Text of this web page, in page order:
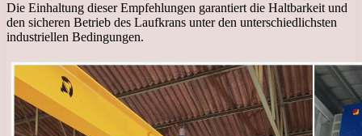
Die Einhaltung dieser Empfehlungen garantiert die Haltbarkeit und
den sicheren Betrieb des Laufkrans unter den unterschiedlichsten
industriellen Bedingungen.